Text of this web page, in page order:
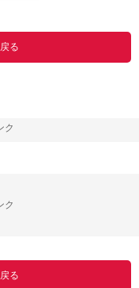
る
ク
ク
る